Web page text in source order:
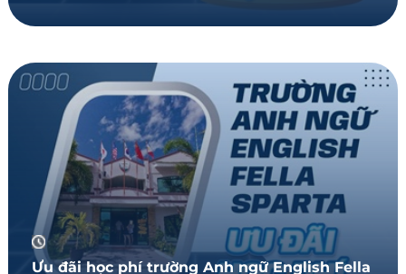
Ưu đãi học phí trường Anh ngữ English Fella